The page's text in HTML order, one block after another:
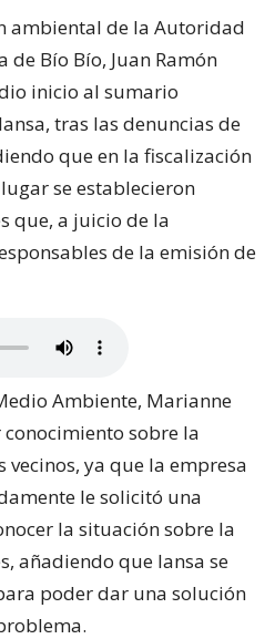
ambiental de la Autoridad
Bío Bío, Juan Ramón
inicio al sumario
tras las denuncias de
que en la fiscalización
se establecieron
que, a juicio de la
de la emisión de
Ambiente, Marianne
sobre la
ya que la empresa
le solicitó una
la situación sobre la
añadiendo que Iansa se
poder dar una solución